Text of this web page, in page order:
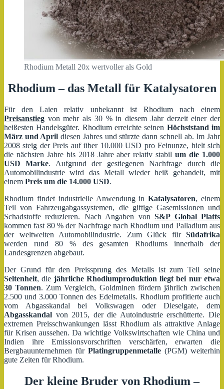
Rhodium Metall 20x wertvoller als Gold
Rhodium – das Metall für Katalysatoren
Für den Laien relativ unbekannt ist Rhodium nach einem
Preisanstieg von mehr als 30 % in diesem Jahr derzeit einer der
heißesten Handelsgüter. Rhodium erreichte seinen Höchststand im
März und April diesen Jahres und stürzte dann schnell ab. Im Jahr
2008 steig der Preis auf über 10.000 USD pro Feinunze, hielt sich
die nächsten Jahre bis 2018 Jahre aber relativ stabilum die 1.000
USD Marke. Aufgrund der gestiegenen Nachfrage durch die
Automobilindustrie wird das Metall wieder heiß gehandelt, mit
einem Preis um die 14.000 USD.
Rhodium findet industrielle Anwendung inKatalysatoren, einem
Teil von Fahrzeugabgassystemen, die giftige Gasemissionen und
Schadstoffe reduzieren. Nach Angaben vonS&P Global Platts
kommen fast 80 % der Nachfrage nach Rhodium und Palladium aus
der weltweiten Automobilindustrie. Zum Glück für Südafrika
werden rund 80 % des gesamten Rhodiums innerhalb der
Landesgrenzen abgebaut.
Der Grund für den Preissprung des Metalls ist zum Teil seine
Seltenheit, die jährliche Rhodiumproduktion liegt bei nur etwa
30 Tonnen. Zum Vergleich, Goldminen fördern jährlich zwischen
2.500 und 3.000 Tonnen des Edelmetalls. Rhodium profitierte auch
vom Abgasskandal bei Volkswagen oder Dieselgate, dem
Abgasskandal von 2015, der die Autoindustrie erschütterte. Die
extremen Preisschwankungen lässt Rhodium als attraktive Anlage
für Krisen aussehen. Da wichtige Volkswirtschaften wie China und
Indien ihre Emissionsvorschriften verschärfen, erwarten die
Bergbauunternehmen für Platingruppenmetalle (PGM) weiterhin
gute Zeiten für Rhodium.
Der kleine Bruder von Rhodium –